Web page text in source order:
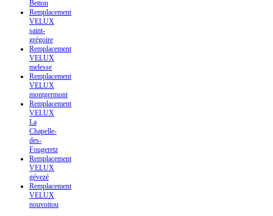
Betton
Remplacement
VELUX
saint-
grégoire
Remplacement
VELUX
melesse
Remplacement
VELUX
montgermont
Remplacement
VELUX
La
Chapelle-
des-
Fougeretz
Remplacement
VELUX
gévezé
Remplacement
VELUX
nouvoitou